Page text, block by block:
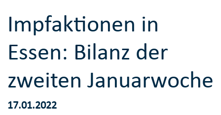
Impfaktionen in
Essen: Bilanz der
zweiten Januarwoche
17.01.2022